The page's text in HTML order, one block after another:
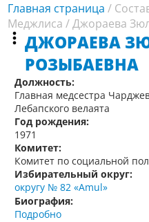
Главная страница /
Меджлиса /Джораева
ДЖОРАЕВА
РОЗЫБАЕВНА
Должность:
Главная медсестра
Лебапского велаята
Год рождения:
1971
Комитет:
Комитет по социальной
Избирательный округ:
округу № 82 «Amul»
Биография:
Подробно